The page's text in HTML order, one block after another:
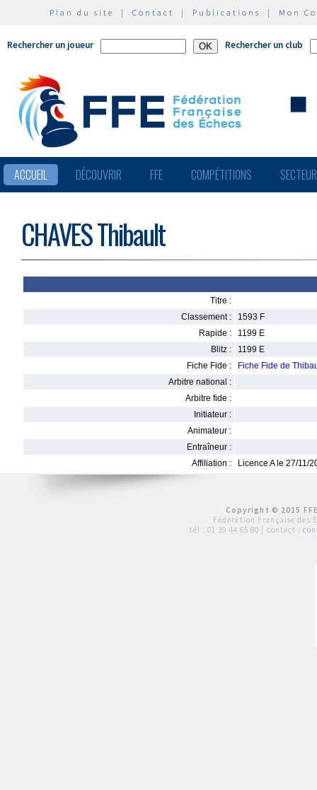
Plan du site | Contact | Publications | Mon
Rechercher un joueur Rechercher un club
ACCUEIL DÉCOUVRIR FFE COMPÉTITIONS
CHAVES Thibault
Titre :
Classement :
1593 F
Rapide :
1199 E
Blitz :
1199 E
Fiche Fide :
Fiche Fide de
Arbitre national :
Arbitre fide :
Initiateur :
Animateur :
Entraîneur :
Affiliation :
Licence A le 27/11/
Copyright © 2015
Fédération Française des
tél : 01 39 44 65 80 | contact :